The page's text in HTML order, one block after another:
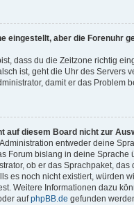
eingestellt, aber die Forenuhr
dass du die Zeitzone richtig
ist, geht die Uhr des Servers
damit er das Problem
auf diesem Board nicht zur
entweder deine
Forum bislang in deine Sprache
ob er das Sprachpaket, das
es noch nicht existiert, würden
Weitere Informationen dazu
aufphpBB.de gefunden